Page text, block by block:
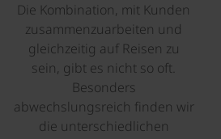
Die Kombination, mit Kunden
zusammenzuarbeiten und
gleichzeitig auf Reisen zu
sein, gibt es nicht so oft.
Besonders
abwechslungsreich finden wir
die unterschiedlichen